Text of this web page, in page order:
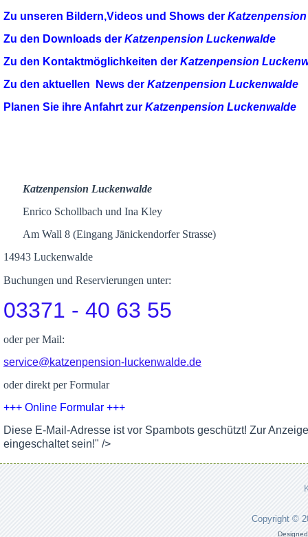
Zu unseren Bildern,Videos und Shows der
Zu den Downloads der Katzenpension Luckenwalde
Zu den Kontaktmöglichkeiten der Katzenpension
Zu den aktuellen News der Katzenpension Luckenwalde
Planen Sie ihre Anfahrt zur Katzenpension Luckenwalde
Katzenpension Luckenwalde
Enrico Schollbach und Ina Kley
Am Wall 8 (Eingang Jänickendorfer Strasse)
14943 Luckenwalde
Buchungen und Reservierungen unter:
03371 - 40 63 55
oder per Mail:
service@katzenpension-luckenwalde.de
oder direkt per Formular
+++ Online Formular +++
Diese E-Mail-Adresse ist vor Spambots geschützt! Zur
eingeschaltet sein!" />
Copyright ©